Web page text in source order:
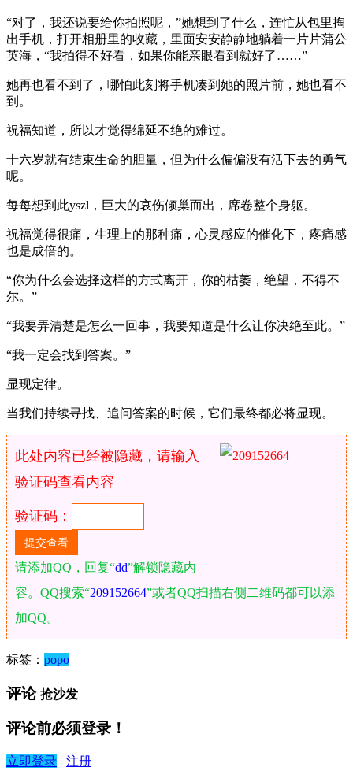
“对了，我还说要给你拍照呢，”她想到了什么，连忙从包里掏
出手机，打开相册里的收藏，里面安安静静地躺着一片片蒲公
英海，“我拍得不好看，如果你能亲眼看到就好了……”
她再也看不到了，哪怕此刻将手机凑到她的照片前，她也看不
到。
祝福知道，所以才觉得绵延不绝的难过。
十六岁就有结束生命的胆量，但为什么偏偏没有活下去的勇气
呢。
每每想到此yszl，巨大的哀伤倾巢而出，席卷整个身躯。
祝福觉得很痛，生理上的那种痛，心灵感应的催化下，疼痛感
也是成倍的。
“你为什么会选择这样的方式离开，你的枯萎，绝望，不得不
尔。”
“我要弄清楚是怎么一回事，我要知道是什么让你决绝至此。”
“我一定会找到答案。”
显现定律。
当我们持续寻找、追问答案的时候，它们最终都必将显现。
此处内容已经被隐藏，请输入
验证码查看内容
验证码：
请添加QQ，回复“dd”解锁隐藏内
容。QQ搜索“209152664”或者QQ扫描右侧二维码都可以添
加QQ。
标签： popo
评论 抢沙发
评论前必须登录！
立即登录 注册